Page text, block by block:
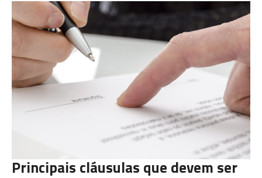
Principais cláusulas que devem ser